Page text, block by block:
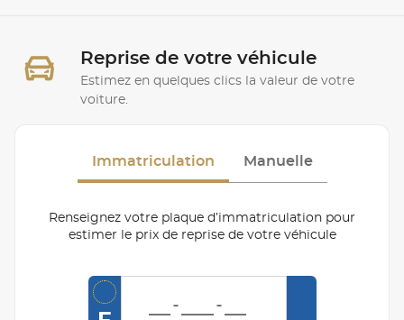
Reprise de votre véhicule
Estimez en quelques clics la valeur de votre
voiture.
Immatriculation Manuelle
Renseignez votre plaque d’immatriculation pour
estimer le prix de reprise de votre véhicule